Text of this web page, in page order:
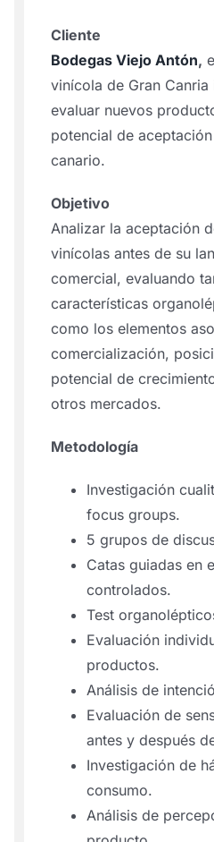
Cliente
Bodegas Viejo Antón,
vinícola de Gran Canria
evaluar nuevos
potencial de
canario.
Objetivo
Analizar la aceptación
vinícolas antes de su
comercial, evaluando
características
como los elementos
comercialización,
potencial de
otros mercados.
Metodología
Investigación
focus groups.
5 grupos de
Catas guiadas en
controlados.
Test
Evaluación
productos.
Análisis de
Evaluación de
antes y después
Investigación de
consumo.
Análisis de